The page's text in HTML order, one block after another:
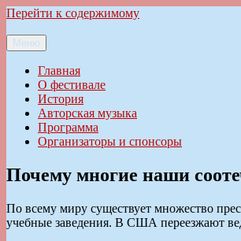
Перейти к содержимому
Ильменский фестиваль авторской песни
Меню
Главная
О фестивале
История
Авторская музыка
Программа
Организаторы и спонсоры
Почему многие наши
По всему миру существует множество
учебные заведения. В США переезжают